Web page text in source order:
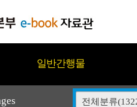
일반간행물
전체분류